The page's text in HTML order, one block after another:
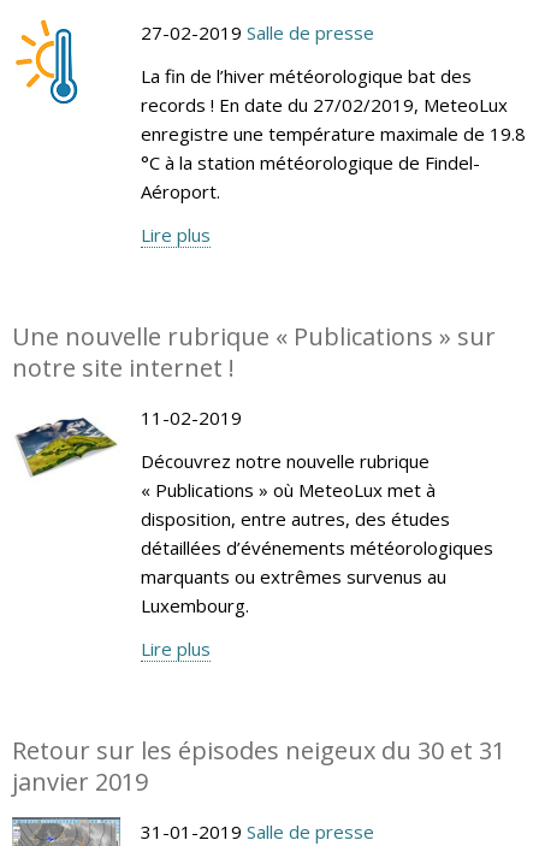
27-02-2019 Salle de presse
La fin de l’hiver météorologique bat des
records ! En date du 27/02/2019, MeteoLux
enregistre une température maximale de 19.8
°C à la station météorologique de Findel-
Aéroport.
Lire plus
Une nouvelle rubrique « Publications » sur
notre site internet !
11-02-2019
Découvrez notre nouvelle rubrique
« Publications » où MeteoLux met à
disposition, entre autres, des études
détaillées d’événements météorologiques
marquants ou extrêmes survenus au
Luxembourg.
Lire plus
Retour sur les épisodes neigeux du 30 et 31
janvier 2019
31-01-2019 Salle de presse